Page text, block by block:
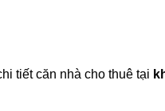
tiết căn nhà cho thuê tại